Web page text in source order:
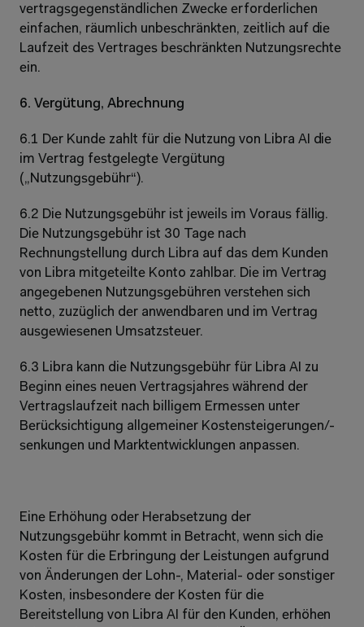
vertragsgegenständlichen Zwecke erforderlichen
einfachen, räumlich unbeschränkten, zeitlich auf die
Laufzeit des Vertrages beschränkten Nutzungsrechte
ein.
6. Vergütung, Abrechnung
6.1 Der Kunde zahlt für die Nutzung von Libra AI die
im Vertrag festgelegte Vergütung
(„Nutzungsgebühr“).
6.2 Die Nutzungsgebühr ist jeweils im Voraus fällig.
Die Nutzungsgebühr ist 30 Tage nach
Rechnungstellung durch Libra auf das dem Kunden
von Libra mitgeteilte Konto zahlbar. Die im Vertrag
angegebenen Nutzungsgebühren verstehen sich
netto, zuzüglich der anwendbaren und im Vertrag
ausgewiesenen Umsatzsteuer.
6.3 Libra kann die Nutzungsgebühr für Libra AI zu
Beginn eines neuen Vertragsjahres während der
Vertragslaufzeit nach billigem Ermessen unter
Berücksichtigung allgemeiner Kostensteigerungen/-
senkungen und Marktentwicklungen anpassen.
Eine Erhöhung oder Herabsetzung der
Nutzungsgebühr kommt in Betracht, wenn sich die
Kosten für die Erbringung der Leistungen aufgrund
von Änderungen der Lohn-, Material- oder sonstiger
Kosten, insbesondere der Kosten für die
Bereitstellung von Libra AI für den Kunden, erhöhen